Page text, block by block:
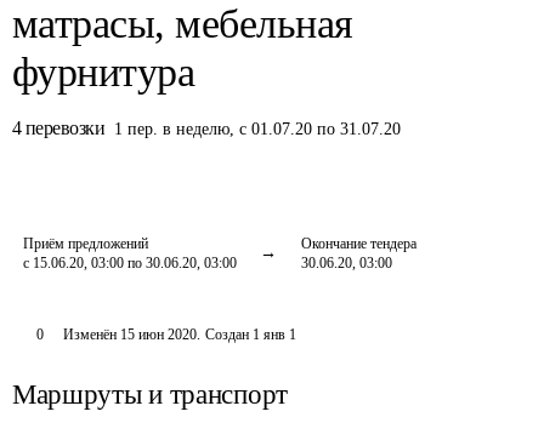
матрасы, мебельная
фурнитура
4 перевозки 1 пер. в неделю,с 01.07.20 по 31.07.20
Приём предложений
с 15.06.20, 03:00 по 30.06.20, 03:00
Окончание тендера
30.06.20, 03:00
0 Изменён 15 июн 2020. Создан 1 янв 1
Маршруты и транспорт